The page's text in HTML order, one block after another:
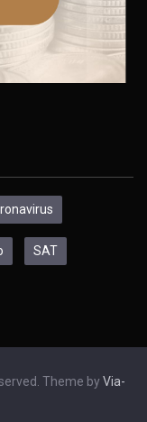
SAT
Theme by Via-